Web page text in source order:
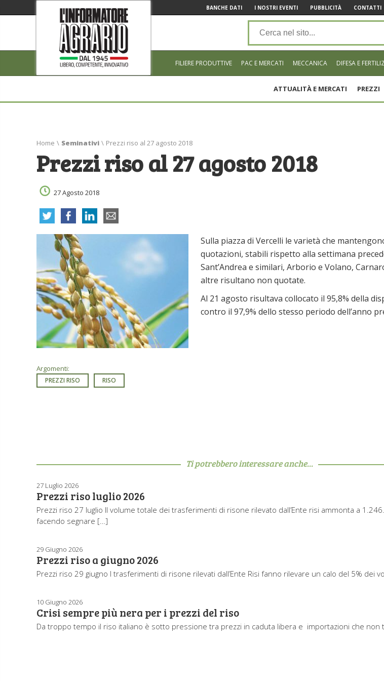
BANCHE DATI I NOSTRI EVENTI PUBBLICITÀ CONTATTI
FILIERE PRODUTTIVE PAC E MERCATI MECCANICA DIFESA E
ATTUALITÀ E MERCATI PREZZI
Home \ Seminativi \ Prezzi riso al 27 agosto 2018
Prezzi riso al 27 agosto 2018
27 Agosto 2018
Sulla piazza di Vercelli le varietà che
quotazioni, stabili rispetto alla settimana
Sant’Andrea e similari, Arborio e Volano,
altre risultano non quotate.
Al 21 agosto risultava collocato il 95,8% della
contro il 97,9% dello stesso periodo dell’anno
Argomenti:
PREZZI RISO RISO
Ti potrebbero interessare anche...
27 Luglio 2026
Prezzi riso luglio 2026
Prezzi riso 27 luglio Il volume totale dei trasferimenti di risone rilevato dall’Ente risi ammonta a
facendo segnare […]
29 Giugno 2026
Prezzi riso a giugno 2026
Prezzi riso 29 giugno I trasferimenti di risone rilevati dall’Ente Risi fanno rilevare un calo del 5% dei
10 Giugno 2026
Crisi sempre più nera per i prezzi del riso
Da troppo tempo il riso italiano è sotto pressione tra prezzi in caduta libera e importazioni che non